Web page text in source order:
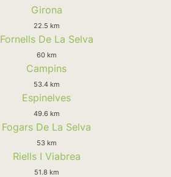
Girona
22.5 km
Fornells De La Selva
60 km
Campins
53.4 km
Espinelves
49.6 km
Fogars De La Selva
53 km
Riells I Viabrea
51.8 km